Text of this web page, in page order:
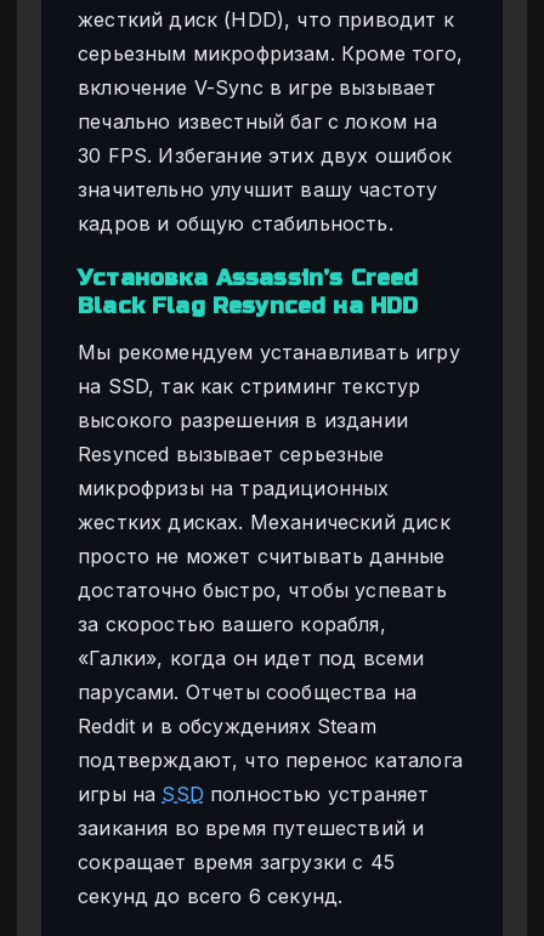
жесткий диск (HDD), что приводит к
серьезным микрофризам. Кроме того,
включение V-Sync в игре вызывает
печально известный баг с локом на
30 FPS. Избегание этих двух ошибок
значительно улучшит вашу частоту
кадров и общую стабильность.
Установка Assassin’s Creed
Black Flag Resynced на HDD
Мы рекомендуем устанавливать игру
на SSD, так как стриминг текстур
высокого разрешения в издании
Resynced вызывает серьезные
микрофризы на традиционных
жестких дисках. Механический диск
просто не может считывать данные
достаточно быстро, чтобы успевать
за скоростью вашего корабля,
«Галки», когда он идет под всеми
парусами. Отчеты сообщества на
Reddit и в обсуждениях Steam
подтверждают, что перенос каталога
игры на SSD полностью устраняет
заикания во время путешествий и
сокращает время загрузки с 45
секунд до всего 6 секунд.